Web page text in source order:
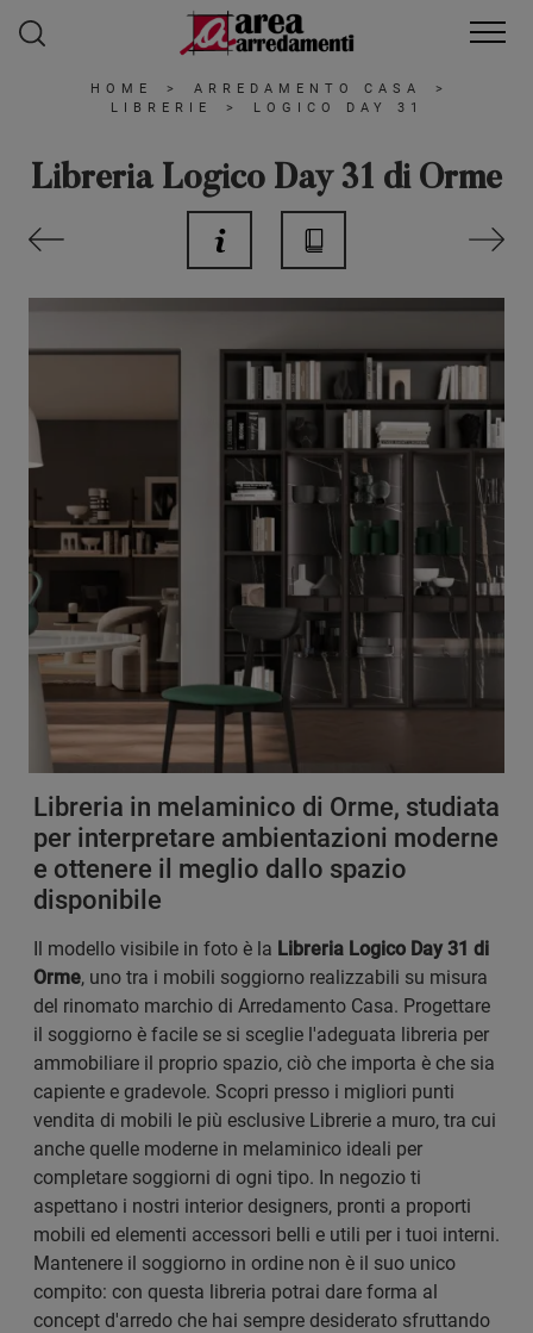
HOME > ARREDAMENTO CASA
>
LIBRERIE
> LOGICO DAY 31
Libreria Logico Day 31 di Orme
Libreria in melaminico di Orme, studiata
per interpretare ambientazioni moderne
e ottenere il meglio dallo spazio
disponibile
Il modello visibile in foto è la Libreria Logico Day 31 di
Orme, uno tra i mobili soggiorno realizzabili su misura
del rinomato marchio di Arredamento Casa. Progettare
il soggiorno è facile se si sceglie l'adeguata libreria per
ammobiliare il proprio spazio, ciò che importa è che sia
capiente e gradevole. Scopri presso i migliori punti
vendita di mobili le più esclusive Librerie a muro, tra cui
anche quelle moderne in melaminico ideali per
completare soggiorni di ogni tipo. In negozio ti
aspettano i nostri interior designers, pronti a proporti
mobili ed elementi accessori belli e utili per i tuoi interni.
Mantenere il soggiorno in ordine non è il suo unico
compito: con questa libreria potrai dare forma al
concept d'arredo che hai sempre desiderato sfruttando